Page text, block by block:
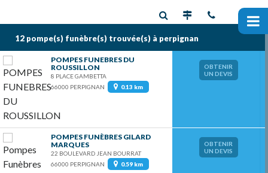
12 pompe(s) funèbre(s) trouvée(s) à perpignan
POMPES FUNEBRES DU
ROUSSILLON
8 PLACE GAMBETTA
66000 PERPIGNAN
0.13 km
OBTENIR
UN DEVIS
POMPES FUNÈBRES GILARD
MARQUES
22 BOULEVARD JEAN BOURRAT
66000 PERPIGNAN
0.59 km
OBTENIR
UN DEVIS